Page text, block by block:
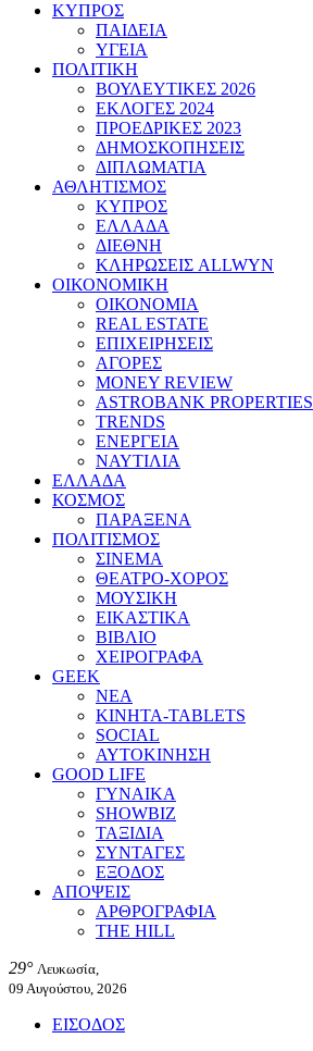
ΚΥΠΡΟΣ
ΠΑΙΔΕΙΑ
ΥΓΕΙΑ
ΠΟΛΙΤΙΚΗ
ΒΟΥΛΕΥΤΙΚΕΣ 2026
ΕΚΛΟΓΕΣ 2024
ΠΡΟΕΔΡΙΚΕΣ 2023
ΔΗΜΟΣΚΟΠΗΣΕΙΣ
ΔΙΠΛΩΜΑΤΙΑ
ΑΘΛΗΤΙΣΜΟΣ
ΚΥΠΡΟΣ
ΕΛΛΑΔΑ
ΔΙΕΘΝΗ
ΚΛΗΡΩΣΕΙΣ ALLWYN
ΟΙΚΟΝΟΜΙΚΗ
ΟΙΚΟΝΟΜΙΑ
REAL ESTATE
ΕΠΙΧΕΙΡΗΣΕΙΣ
ΑΓΟΡΕΣ
MONEY REVIEW
ASTROBANK PROPERTIES
TRENDS
ΕΝΕΡΓΕΙΑ
ΝΑΥΤΙΛΙΑ
ΕΛΛΑΔΑ
ΚΟΣΜΟΣ
ΠΑΡΑΞΕΝΑ
ΠΟΛΙΤΙΣΜΟΣ
ΣΙΝΕΜΑ
ΘΕΑΤΡΟ-ΧΟΡΟΣ
ΜΟΥΣΙΚΗ
ΕΙΚΑΣΤΙΚΑ
ΒΙΒΛΙΟ
ΧΕΙΡΟΓΡΑΦΑ
GEEK
ΝΕΑ
ΚΙΝΗΤΑ-TABLETS
SOCIAL
ΑΥΤΟΚΙΝΗΣΗ
GOOD LIFE
ΓΥΝΑΙΚΑ
SHOWBIZ
ΤΑΞΙΔΙΑ
ΣΥΝΤΑΓΕΣ
ΕΞΟΔΟΣ
ΑΠΟΨΕΙΣ
ΑΡΘΡΟΓΡΑΦΙΑ
THE HILL
29° Λευκωσία,
09 Αυγούστου, 2026
ΕΙΣΟΔΟΣ